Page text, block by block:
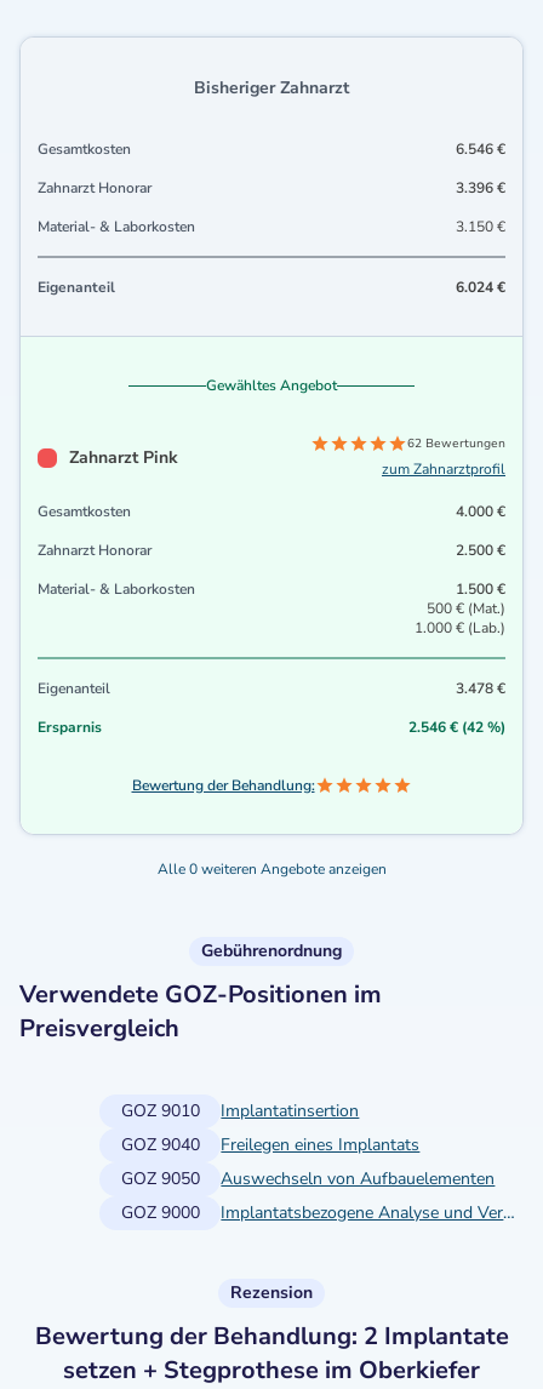
Bisheriger Zahnarzt
Gesamtkosten
6.546 €
Zahnarzt Honorar
3.396 €
Material- & Laborkosten
3.150 €
Eigenanteil 6.024 €
Gewähltes Angebot
Zahnarzt Pink
62 Bewertungen
zum Zahnarztprofil
Gesamtkosten
4.000 €
Zahnarzt Honorar
2.500 €
Material- & Laborkosten
1.500 €
500 € (Mat.)
1.000 € (Lab.)
Eigenanteil
3.478 €
Ersparnis
2.546 € (42 %)
Bewertung der Behandlung:
Alle 0 weiteren Angebote anzeigen
Gebührenordnung
Verwendete GOZ-Positionen im
Preisvergleich
GOZ 9010
Implantatinsertion
GOZ 9040
Freilegen eines Implantats
GOZ 9050
Auswechseln von Aufbauelementen
GOZ 9000
Implantatsbezogene Analyse und Vermessung
Rezension
Bewertung der Behandlung: 2 Implantate
setzen + Stegprothese im Oberkiefer